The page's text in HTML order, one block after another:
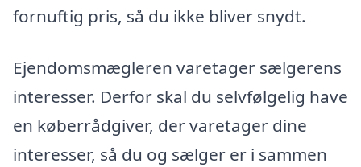
fornuftig pris, så du ikke bliver snydt.
Ejendomsmægleren varetager sælgerens
interesser. Derfor skal du selvfølgelig have
en køberrådgiver, der varetager dine
interesser, så du og sælger er i sammen